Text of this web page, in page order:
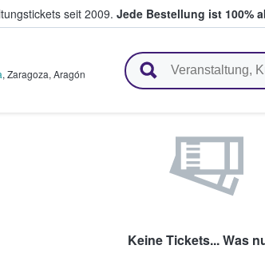
seit 2009. Jede Bestellung ist 100%
& verkaufen
, Zaragoza, Aragón
Keine Tickets... Was